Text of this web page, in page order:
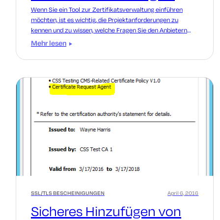
Wenn Sie ein Tool zur Zertifikatsverwaltung einführen
möchten, ist es wichtig, die Projektanforderungen zu
kennen und zu wissen, welche Fragen Sie den Anbietern
stellen sollten.
Mehr lesen
SSL/TLS BESCHEINIGUNGEN
Sicheres Hinzufügen von
April 6, 2016